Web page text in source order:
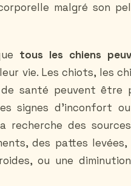
malgré son
tous les chiens
vie. Les chiots, les
santé peuvent être
signes d'inconfort
recherche des
des pattes levées,
ou une